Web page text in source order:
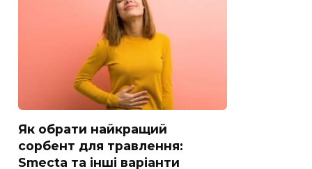
Як обрати найкращий
сорбент для травлення:
Smecta та інші варіанти